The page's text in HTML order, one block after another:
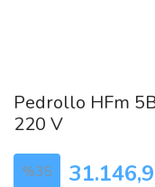
Pedrollo HFm
220 V
%35